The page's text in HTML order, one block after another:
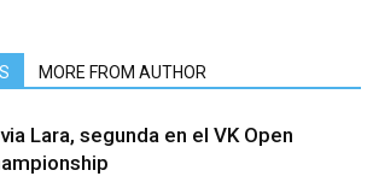
MORE FROM AUTHOR
Lara, segunda en el VK Open